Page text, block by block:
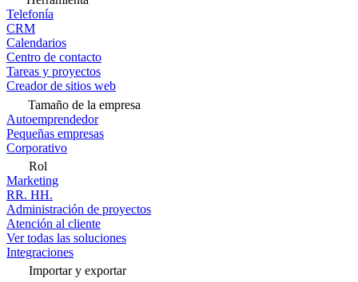
Telefonía
CRM
Calendarios
Centro de contacto
Tareas y proyectos
Creador de sitios web
Tamaño de la empresa
Autoemprendedor
Pequeñas empresas
Corporativo
Rol
Marketing
RR. HH.
Administración de proyectos
Atención al cliente
Ver todas las soluciones
Integraciones
Importar y exportar